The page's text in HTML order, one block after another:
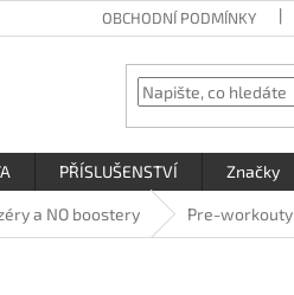
OBCHODNÍ PODMÍNKY
PŘÍSLUŠENSTVÍ Značky
a NO boostery Pre-workouty